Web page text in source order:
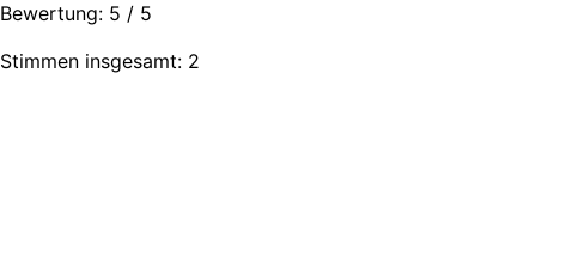
Bewertung: 5 / 5
Stimmen insgesamt: 2